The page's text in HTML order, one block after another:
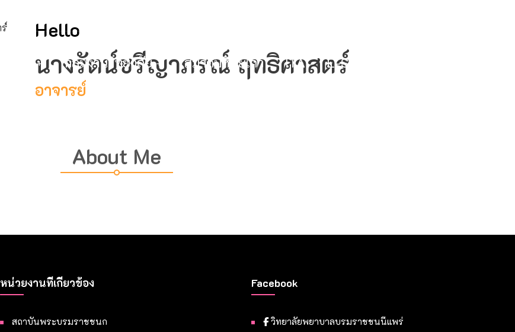
กลุ่มงานวิทยาลัย สมาคมศิษย์เก่า ITA E-SERVICE
Hello
นางรัตน์ชรีญาภรณ์ ฤทธิศาสตร์
อาจารย์
About Me
หน่วยงานที่เกี่ยวข้อง
สถาบันพระบรมราชชนก
Facebook
วิทยาลัยพยาบาลบรมราชชนนีแพร่